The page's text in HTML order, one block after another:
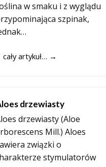
w smaku i z wyglądu
szpinak,
cały artykuł… →
drzewiasty
drzewiasty (Aloe
Mill.) Aloes
związki o
stymulatorów